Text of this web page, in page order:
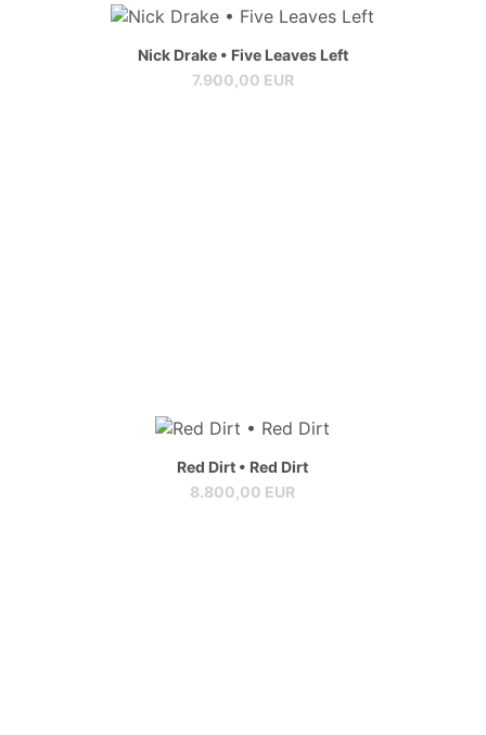
Nick Drake • Five Leaves Left
7.900,00 EUR
Red Dirt • Red Dirt
8.800,00 EUR